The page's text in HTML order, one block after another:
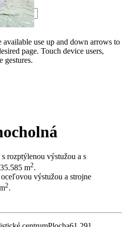
available use up and down arrows to
page. Touch device users,
gestures.
rozptýlenou výstužou a s
m2.
výstužou a strojne
2.